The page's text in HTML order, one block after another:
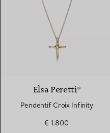
Elsa Peretti®
Pendentif Croix Infinity
€ 1.800